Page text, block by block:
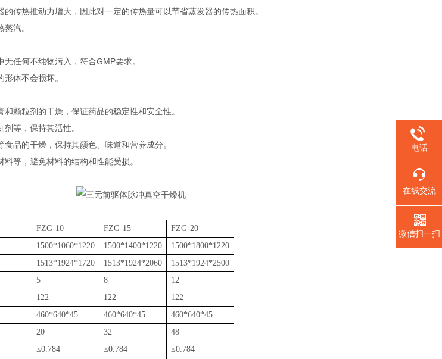
传热推动力增大，因此对一定的传热量可以节省蒸发器的传热面积。
汽。
任何不纯物污入，符合GMP要求。
体不会损坏。
颗粒剂的干燥，保证药品的稳定性和安全性‌。
等，保持其活性‌。
品的干燥，保持其颜色、味道和营养成分‌。
等，避免材料的结构和性能受损‌。
FZG-10 FZG-15
FZG-20
1500*1060*1220 1500*1400*1220
1500*1800*1220
1513*1924*1720 1513*1924*2060
1513*1924*2500
5 8
12
122 122
122
460*640*45 460*640*45
460*640*45
20 32
48
≤0.784 ≤0.784
≤0.784
电话
在线交流
微信扫一扫